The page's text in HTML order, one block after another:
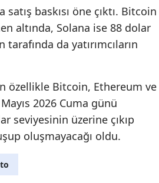
baskısı öne çıktı. Bitcoin
altında, Solana ise 88 dolar
da yatırımcıların
özellikle Bitcoin, Ethereum ve
2026 Cuma günü
seviyesinin üzerine çıkıp
oluşmayacağı oldu.